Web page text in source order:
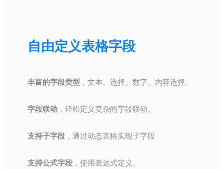
自由定义表格字段
丰富的字段类型 ，文本、选择、数字、内容选择。
字段联动 ，轻松定义复杂的字段联动。
支持子字段 ，通过动态表格实现子字段
支持公式字段 ，使用表达式定义。